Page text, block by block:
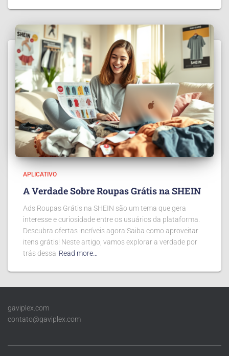
APLICATIVO
A Verdade Sobre Roupas Grátis na SHEIN
Ads Roupas Grátis na SHEIN são um tema que gera
interesse e curiosidade entre os usuários da plataforma.
Descubra ofertas incríveis agora!Saiba como aproveitar
itens grátis! Neste artigo, vamos explorar a verdade por
trás dessa Read more…
gaviplex.com
contato@gaviplex.com